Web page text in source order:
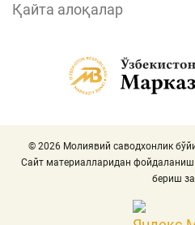
Қайта алоқалар
© 2026 Молиявий саводхонлик
Сайт материалларидан фойдаланиш
бериш